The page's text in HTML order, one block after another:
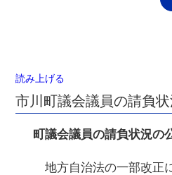
読み上げる
市川町議会議員の請負
町議会議員の請負状況の
地方自治法の一部改正